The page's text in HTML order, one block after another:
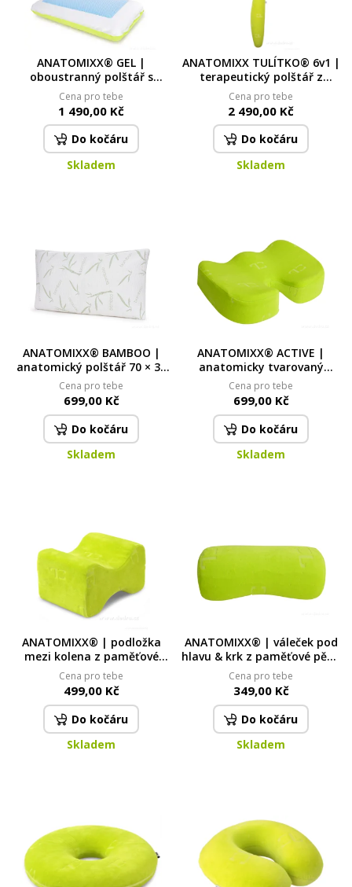
ANATOMIXX® GEL |
oboustranný polštář s
chladivou gelovou vrstvou |
pro komfortní spánek
Cena pro tebe
1 490,00 Kč
Do kočáru
Skladem
ANATOMIXX TULÍTKO® 6v1 |
terapeutický polštář z
paměťové pěny | relaxační &
polohovací pomůcka
Cena pro tebe
2 490,00 Kč
Do kočáru
Skladem
ANATOMIXX® BAMBOO |
anatomický polštář 70 × 38
× 13 cm | drcená paměťová
pěna & potah s
bambusovým vláknem
Cena pro tebe
699,00 Kč
Do kočáru
Skladem
ANATOMIXX® ACTIVE |
anatomicky tvarovaný
podsedák z paměťové pěny
| úleva při dlouhém sezení
Cena pro tebe
699,00 Kč
Do kočáru
Skladem
ANATOMIXX® | podložka
mezi kolena z paměťové
pěny | pro úlevu kyčlí, kolen
& kotníků
Cena pro tebe
499,00 Kč
Do kočáru
Skladem
ANATOMIXX® | váleček pod
hlavu & krk z paměťové pěny
| 26 cm | s fixační páskou
pro uchycení
Cena pro tebe
349,00 Kč
Do kočáru
Skladem